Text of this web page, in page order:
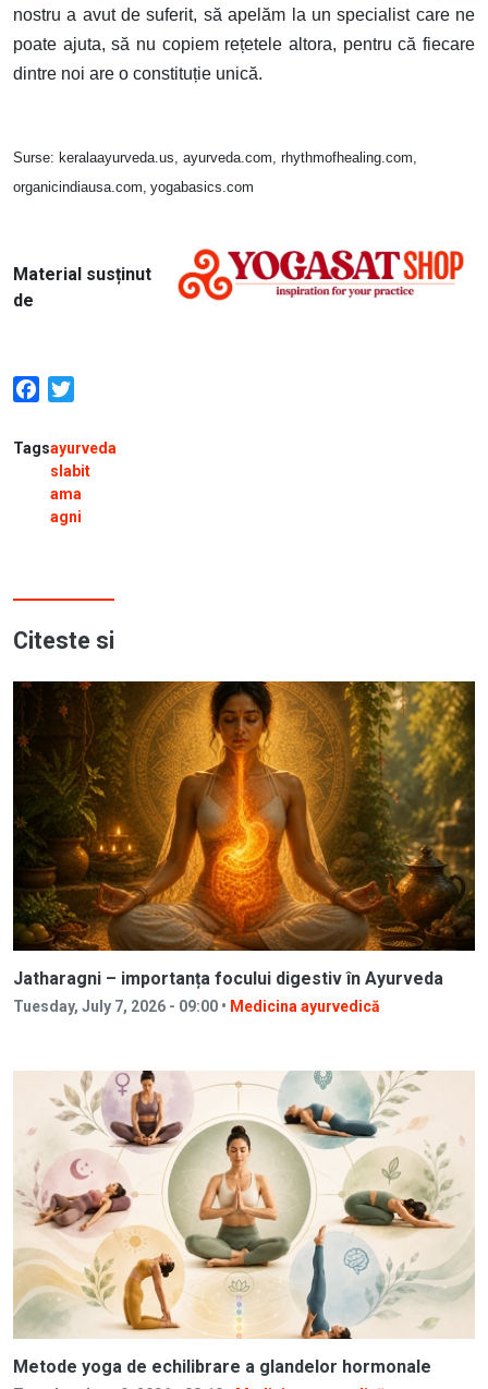
nostru a avut de suferit, să apelăm la un specialist care ne
poate ajuta, să nu copiem rețetele altora, pentru că fiecare
dintre noi are o constituție unică.
Surse: keralaayurveda.us, ayurveda.com, rhythmofhealing.com,
organicindiausa.com, yogabasics.com
Material susținut
de
Image
Facebook
Tagsayurveda
slabit
ama
agni
Citeste si
Jatharagni – importanța focului digestiv în Ayurveda
Tuesday, July 7, 2026 - 09:00 • Medicina ayurvedică
Metode yoga de echilibrare a glandelor hormonale